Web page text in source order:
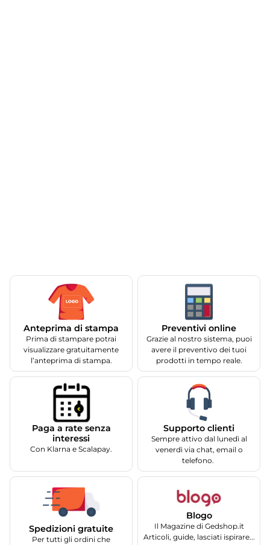
Anteprima di stampa
Prima di stampare potrai
visualizzare gratuitamente
l’anteprima di stampa.
Preventivi online
Grazie al nostro sistema, puoi
avere il preventivo dei tuoi
prodotti in tempo reale.
Paga a rate senza
interessi
Con Klarna e Scalapay.
Supporto clienti
Sempre attivo dal lunedì al
venerdì via chat, email o
telefono.
Spedizioni gratuite
Per tutti gli ordini che
Blogo
Il Magazine di Gedshop.it
Articoli, guide, lasciati ispirare...